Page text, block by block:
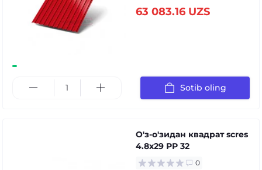
63 083.16 UZS
Sotib oling
О'з-о'зидан квадрат scres
4.8x29 РР 32
0